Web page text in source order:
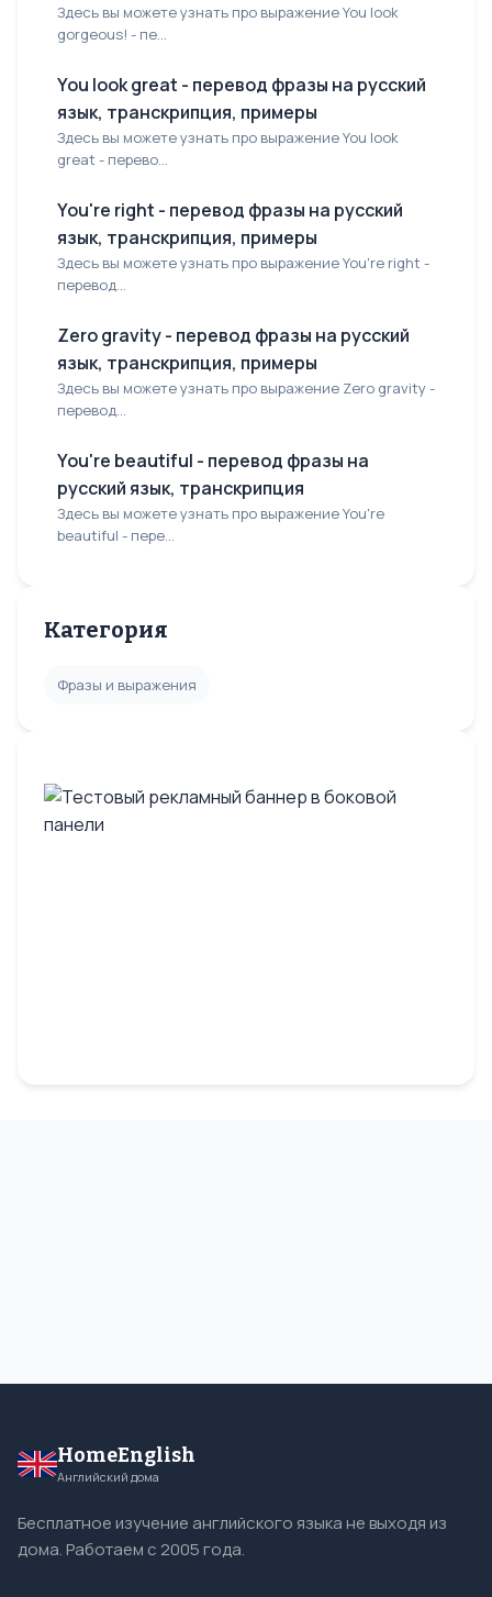
Здесь вы можете узнать про выражение You look
gorgeous! - пе...
You look great - перевод фразы на русский
язык, транскрипция, примеры
Здесь вы можете узнать про выражение You look
great - перево...
You're right - перевод фразы на русский
язык, транскрипция, примеры
Здесь вы можете узнать про выражение You're right -
перевод...
Zero gravity - перевод фразы на русский
язык, транскрипция, примеры
Здесь вы можете узнать про выражение Zero gravity -
перевод...
You're beautiful - перевод фразы на
русский язык, транскрипция
Здесь вы можете узнать про выражение You're
beautiful - пере...
Категория
Фразы и выражения
HomeEnglish
Английский дома
Бесплатное изучение английского языка не выходя из
дома. Работаем с 2005 года.